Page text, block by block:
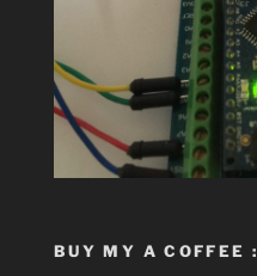
BUY MY A COFFEE :